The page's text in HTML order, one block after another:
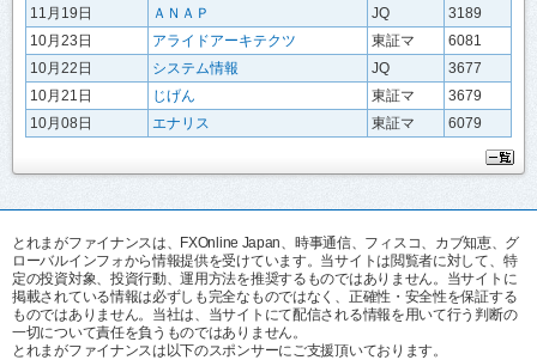
11月19日 ＡＮＡＰ JQ
3189
10月23日
アライドアーキテクツ 東証マ
6081
10月22日
システム情報 JQ
3677
10月21日
じげん 東証マ
3679
10月08日
エナリス 東証マ 6079
とれまがファイナンスは、FXOnline Japan、時事通信、フィスコ、カブ知恵、グ
ローバルインフォから情報提供を受けています。当サイトは閲覧者に対して、特
定の投資対象、投資行動、運用方法を推奨するものではありません。当サイトに
掲載されている情報は必ずしも完全なものではなく、正確性・安全性を保証する
ものではありません。当社は、当サイトにて配信される情報を用いて行う判断の
一切について責任を負うものではありません。
とれまがファイナンスは以下のスポンサーにご支援頂いております。